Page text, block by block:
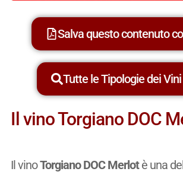
Salva questo contenuto
Tutte le Tipologie dei
Il vino Torgiano DOC
Il vinoTorgiano DOC Merlotè una